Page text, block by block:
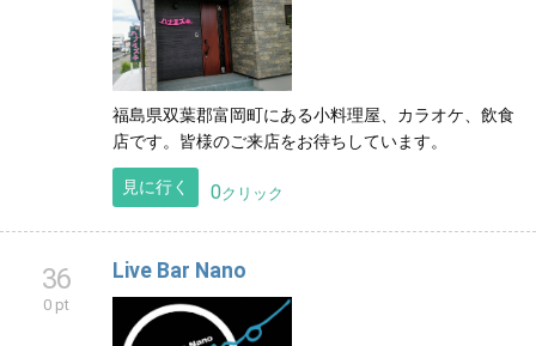
福島県双葉郡富岡町にある小料理屋、カラオケ、飲食
店です。皆様のご来店をお待ちしています。
見に行く 0クリック
36
0 pt
Live Bar Nano